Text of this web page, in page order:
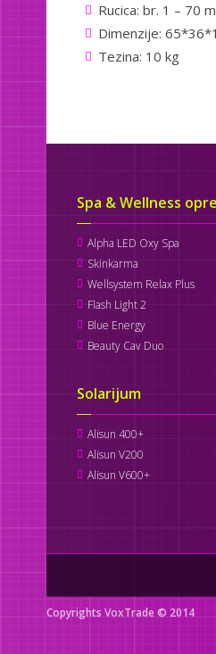
Rucica: br. 1 – 70
Dimenzije:
Tezina: 10 kg
Spa & Wellness
Alpha LED Oxy Spa
Skinkarma
Wellsystem Relax Plus
Flash Light 2
Blue Energy
Beauty Cav Duo
Solarijum
Alisun 400+
Alisun V200
Alisun V600+
Copyrights VoxTrade © 2014